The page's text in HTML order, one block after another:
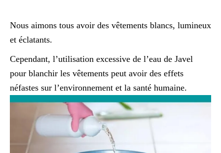
Nous aimons tous avoir des vêtements blancs, lumineux
et éclatants.
Cependant, l’utilisation excessive de l’eau de Javel
pour blanchir les vêtements peut avoir des effets
néfastes sur l’environnement et la santé humaine.